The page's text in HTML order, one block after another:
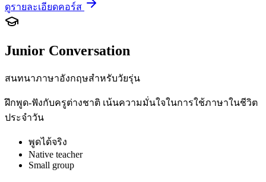
ดูรายละเอียดคอร์ส
Junior Conversation
สนทนาภาษาอังกฤษสำหรับวัยรุ่น
ฝึกพูด-ฟังกับครูต่างชาติ เน้นความมั่นใจในการใช้ภาษาในชีวิต
ประจำวัน
พูดได้จริง
Native teacher
Small group